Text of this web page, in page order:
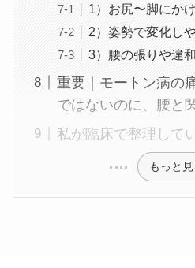
1）お尻〜脚にか
2）姿勢で変化し
3）腰の張りや違
重要｜モートン病の
ではないのに、腰と
私が臨床で整理して
もっと見